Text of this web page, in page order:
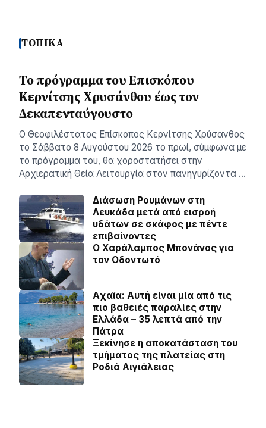
ΤΟΠΙΚΑ
Το πρόγραμμα του Επισκόπου
Κερνίτσης Χρυσάνθου έως τον
Δεκαπενταύγουστο
Ο Θεοφιλέστατος Επίσκοπος Κερνίτσης Χρύσανθος
το Σάββατο 8 Αυγούστου 2026 το πρωί, σύμφωνα με
το πρόγραμμα του, θα χοροστατήσει στην
Αρχιερατική Θεία Λειτουργία στον πανηγυρίζοντα …
Διάσωση Ρουμάνων στη
Λευκάδα μετά από εισροή
υδάτων σε σκάφος με πέντε
επιβαίνοντες
Ο Χαράλαμπος Μπονάνος για
τον Οδοντωτό
Aχαϊα: Αυτή είναι μία από τις
πιο βαθειές παραλίες στην
Ελλάδα – 35 λεπτά από την
Πάτρα
Ξεκίνησε η αποκατάσταση του
τμήματος της πλατείας στη
Ροδιά Αιγιάλειας